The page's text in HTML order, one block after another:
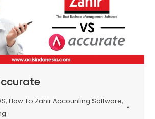
, How To Zahir Accounting Software,